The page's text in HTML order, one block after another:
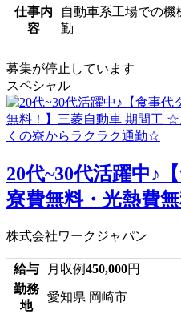
仕事内
容
自動車系工場での機
勤
募集が停止しています
スペシャル
20代~30代活躍中♪
寮費無料・光熱費
株式会社ワークジャパン
給与 月収例450,000円
勤務
地
愛知県 岡崎市